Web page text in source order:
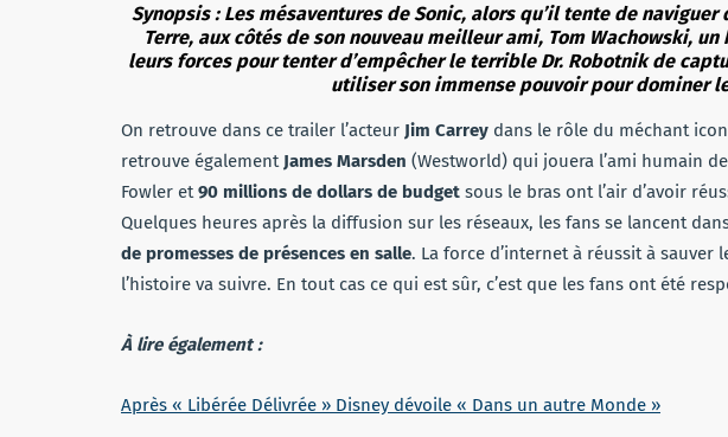
Synopsis : Les mésaventures de Sonic, alors qu’il tente de
Terre, aux côtés de son nouveau meilleur ami, Tom Wachowski,
leurs forces pour tenter d’empêcher le terrible Dr. Robotnik de
utiliser son immense pouvoir pour dominer
On retrouve dans ce trailer l’acteur Jim Carrey dans le rôle du méchant
retrouve également James Marsden (Westworld) qui jouera l’ami humain
Fowler et90 millions de dollars de budget sous le bras ont l’air d’avoir
Quelques heures après la diffusion sur les réseaux, les fans se lancent
de promesses de présences en salle. La force d’internet à réussit à sauver
l’histoire va suivre. En tout cas ce qui est sûr, c’est que les fans ont été
À lire également :
Après « Libérée Délivrée » Disney dévoile « Dans un autre Monde »